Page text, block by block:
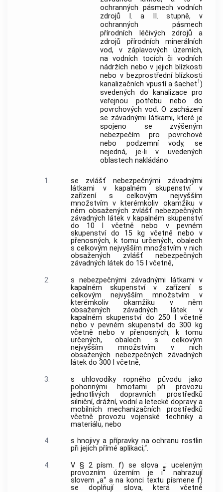
ochranných pásmech vodních
zdrojů I. a II. stupně, v
ochranných pásmech
přírodních léčivých zdrojů a
zdrojů přírodních minerálních
vod, v záplavových územích,
na vodních tocích či vodních
nádržích nebo v jejich blízkosti
nebo v bezprostřední blízkosti
kanalizačních vpustí a šachet1)
svedených do kanalizace pro
veřejnou potřebu nebo do
povrchových vod. O zacházení
se závadnými látkami, které je
spojeno se zvýšeným
nebezpečím pro povrchové
nebo podzemní vody, se
nejedná, je-li v uvedených
oblastech nakládáno
1.
se zvlášť nebezpečnými závadnými
látkami v kapalném skupenství v
zařízení s celkovým nejvyšším
množstvím v kterémkoliv okamžiku v
něm obsažených zvlášť nebezpečných
závadných látek v kapalném skupenství
do 10 l včetně nebo v pevném
skupenství do 15 kg včetně nebo v
přenosných, k tomu určených, obalech
s celkovým nejvyšším množstvím v nich
obsažených zvlášť nebezpečných
závadných látek do 15 l včetně,
2.
s nebezpečnými závadnými látkami v
kapalném skupenství v zařízení s
celkovým nejvyšším množstvím v
kterémkoliv okamžiku v něm
obsažených závadných látek v
kapalném skupenství do 250 l včetně
nebo v pevném skupenství do 300 kg
včetně nebo v přenosných, k tomu
určených, obalech s celkovým
nejvyšším množstvím v nich
obsažených nebezpečných závadných
látek do 300 l včetně,
3.
s uhlovodíky ropného původu jako
pohonnými hmotami při provozu
jednotlivých dopravních prostředků
silniční, drážní, vodní a letecké dopravy a
mobilních mechanizačních prostředků
včetně provozu vojenské techniky a
materiálu, nebo
4.
s hnojivy a přípravky na ochranu rostlin
při jejich přímé aplikaci,“.
4.
V § 2 písm. f) se slova „; uceleným
provozním územím je i“ nahrazují
slovem „a“ a na konci textu písmene f)
se doplňují slova, která včetně